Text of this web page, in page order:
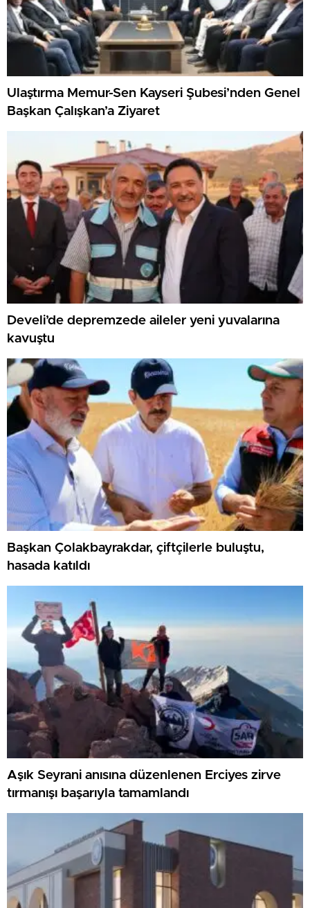
Ulaştırma Memur-Sen Kayseri Şubesi’nden Genel
Başkan Çalışkan’a Ziyaret
Develi’de depremzede aileler yeni yuvalarına
kavuştu
Başkan Çolakbayrakdar, çiftçilerle buluştu,
hasada katıldı
Aşık Seyrani anısına düzenlenen Erciyes zirve
tırmanışı başarıyla tamamlandı